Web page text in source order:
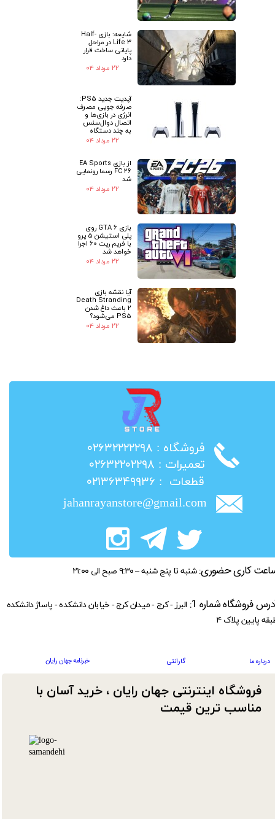
شایعه: بازی Half-
Life 3 در مراحل
پایانی ساخت قرار
دارد
۲۲ مرداد ۰۴
آپدیت جدید PS5:
صرفه جویی مصرف
انرژی در بازی‌ها و
اتصال دوال‌سنس
به چند دستگاه
۲۲ مرداد ۰۴
از بازی EA Sports
FC 26 رسما رونمایی
شد
۲۲ مرداد ۰۴
بازی GTA 6 روی
پلی استیشن 5 پرو
با فریم ریت 60 اجرا
خواهد شد
۲۲ مرداد ۰۴
آیا نقشه بازی
Death Stranding
2 باعث داغ شدن
PS5 می‌شود؟
۲۲ مرداد ۰۴
​فروشگاه : ۰۲۶۳۲۲۲۲۲۹۸
​تعمیرات : ۰۲۶۳۲۲۰۲۲۹۸
​قطعات : ۰۲۱۳۶۳۴۹۹۳۶
jahanrayanstore@gmail.com
فروشگاه اینترنتی جهان رایان ، خرید آسان با
مناسب ترین قیمت​​​​​​​
کاری حضوری: شنبه تا پنج شنبه – ۹:۳۰ صبح الی ۲۱:۰۰
درباره ما گارانتی خبرنامه جهان رایان
فروشگاه شماره 1:
البرز - کرج - میدان کرج - خیابان دانشکده - پاساژ دانشکده
پایین پلاک ۴